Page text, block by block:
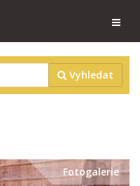
Vyhledat
Fotogalerie